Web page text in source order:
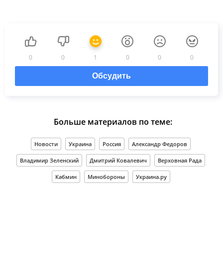
0 0 1 0 0 0
Обсудить
Больше материалов по теме:
Новости Украина Россия Александр Федоров
Владимир Зеленский Дмитрий Ковалевич Верховная Рада
Кабмин Минобороны Украина.ру